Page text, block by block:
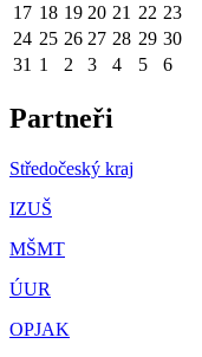
17 18 19 20 21 22 23
24 25 26 27 28 29 30
31 1 2 3 4 5 6
Partneři
Středočeský kraj
IZUŠ
MŠMT
ÚUR
OPJAK